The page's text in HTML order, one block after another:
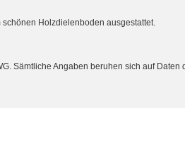
Holzdielenboden ausgestattet.
Sämtliche Angaben beruhen sich auf Daten